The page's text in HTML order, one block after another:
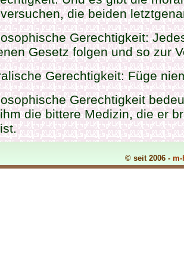
die beiden
Gerechtigkeit:
Gesetz folgen und so zur
Gerechtigkeit: Füge
Gerechtigkeit
die bittere Medizin, die er
© seit 2006 - m-